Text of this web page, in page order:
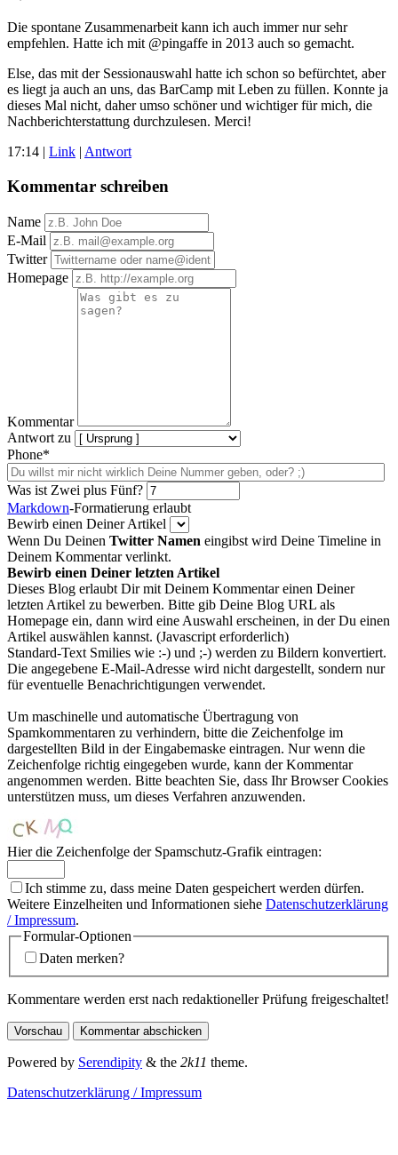
Die spontane Zusammenarbeit kann ich auch immer nur sehr
empfehlen. Hatte ich mit @pingaffe in 2013 auch so gemacht.
Else, das mit der Sessionauswahl hatte ich schon so befürchtet, aber
es liegt ja auch an uns, das BarCamp mit Leben zu füllen. Konnte ja
dieses Mal nicht, daher umso schöner und wichtiger für mich, die
Nachberichterstattung durchzulesen. Merci!
17:14 | Link | Antwort
Kommentar schreiben
Name
E-Mail
Twitter
Homepage
Kommentar
Antwort zu
Phone*
Was ist Zwei plus Fünf?
Markdown-Formatierung erlaubt
Bewirb einen Deiner Artikel
Wenn Du Deinen Twitter Namen eingibst wird Deine Timeline in
Deinem Kommentar verlinkt.
Bewirb einen Deiner letzten Artikel
Dieses Blog erlaubt Dir mit Deinem Kommentar einen Deiner
letzten Artikel zu bewerben. Bitte gib Deine Blog URL als
Homepage ein, dann wird eine Auswahl erscheinen, in der Du einen
Artikel auswählen kannst. (Javascript erforderlich)
Standard-Text Smilies wie :-) und ;-) werden zu Bildern konvertiert.
Die angegebene E-Mail-Adresse wird nicht dargestellt, sondern nur
für eventuelle Benachrichtigungen verwendet.
Um maschinelle und automatische Übertragung von
Spamkommentaren zu verhindern, bitte die Zeichenfolge im
dargestellten Bild in der Eingabemaske eintragen. Nur wenn die
Zeichenfolge richtig eingegeben wurde, kann der Kommentar
angenommen werden. Bitte beachten Sie, dass Ihr Browser Cookies
unterstützen muss, um dieses Verfahren anzuwenden.
Hier die Zeichenfolge der Spamschutz-Grafik eintragen:
Ich stimme zu, dass meine Daten gespeichert werden dürfen.
Weitere Einzelheiten und Informationen siehe Datenschutzerklärung
/ Impressum.
Formular-Optionen
Daten merken?
Kommentare werden erst nach redaktioneller Prüfung freigeschaltet!
Powered by Serendipity & the 2k11 theme.
Datenschutzerklärung / Impressum